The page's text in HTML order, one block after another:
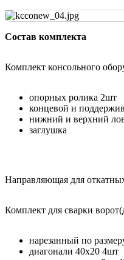
Состав комплекта
Комплект консольного
опорных ролика 2шт
концевой и
нижний и верхний
заглушка
Направляющая для
Комплект для сварки
нарезанный по
диагонали 40х20 4шт